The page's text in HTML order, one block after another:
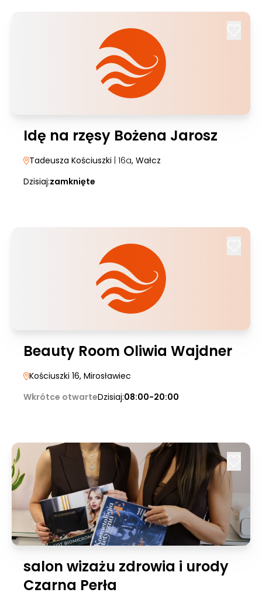
Idę na rzęsy Bożena Jarosz
Tadeusza Kościuszki | 16a, Wałcz
Dzisiaj:zamknięte
Beauty Room Oliwia Wajdner
Kościuszki 16, Mirosławiec
Wkrótce otwarteDzisiaj:08:00-20:00
salon wizażu zdrowia i urody
Czarna Perła